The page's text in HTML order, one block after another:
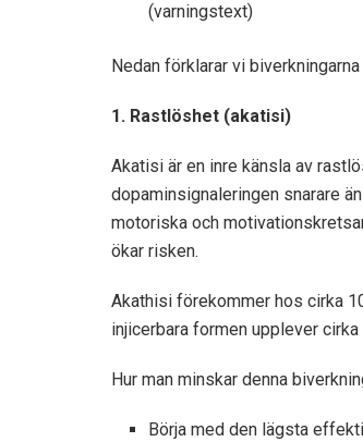
(varningstext)
Nedan förklarar vi
1. Rastlöshet (akatisi)
Akatisi är en inre känsla av
dopaminsignaleringen snarare
motoriska och
ökar risken.
Akathisi förekommer hos cirka
injicerbara formen upplever
Hur man minskar denna
Börja med den lägsta